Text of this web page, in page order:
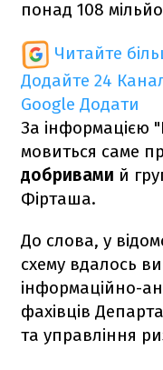
понад 108
Читайте
Додайте 24
Google Додати
За інформацією
мовиться саме
добривами й
Фірташа.
До слова, у
схему вдалось
інформаційно-
фахівців
та управління